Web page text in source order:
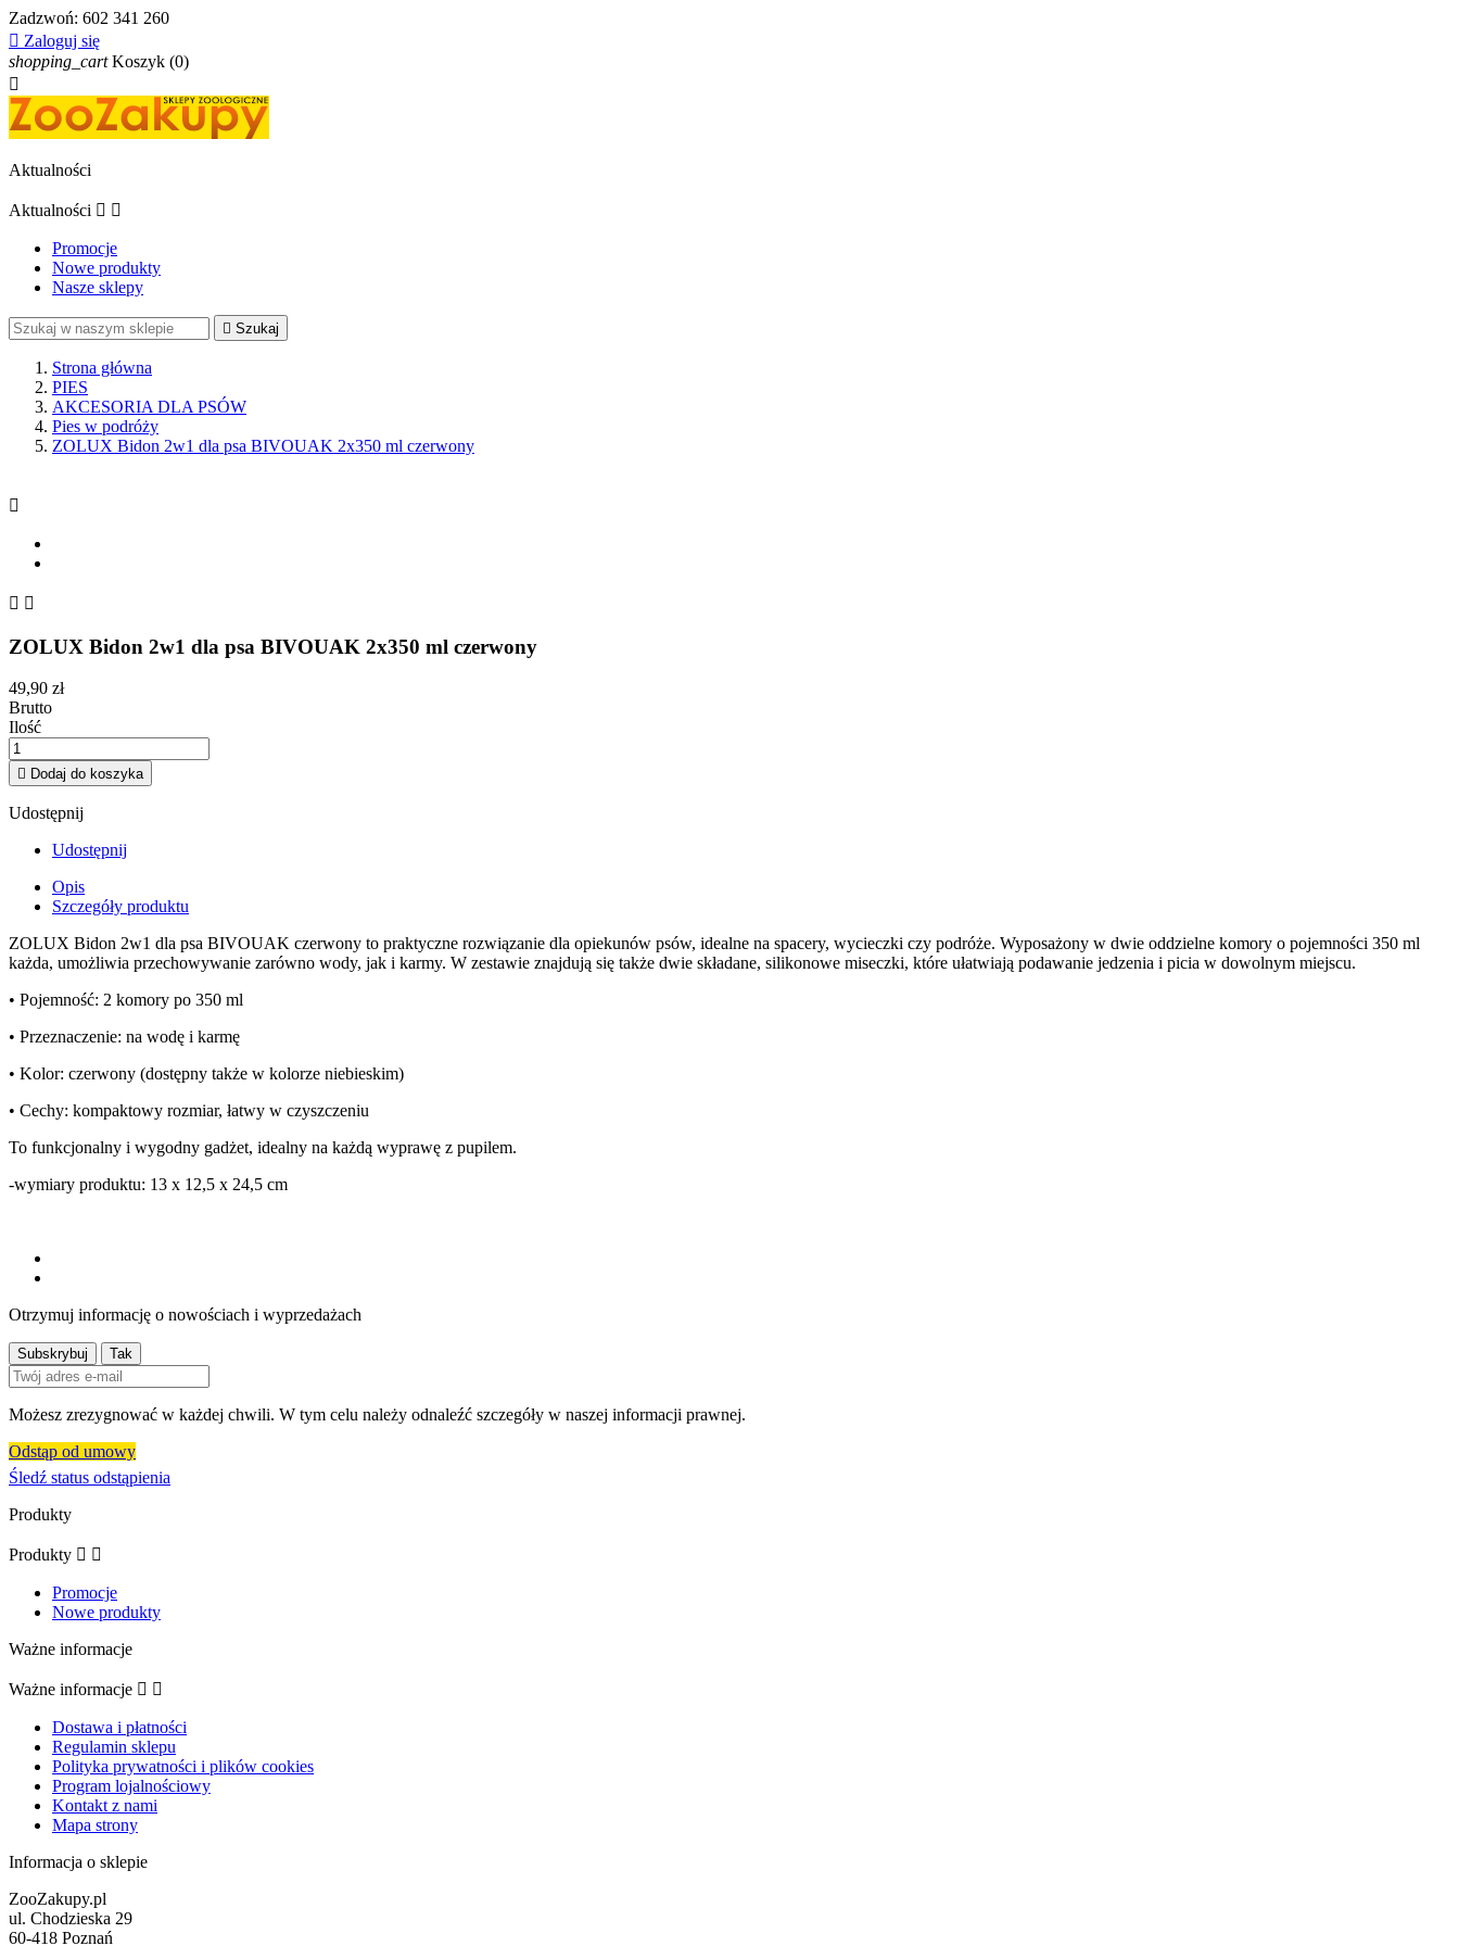
Zadzwoń: 602 341 260
 Zaloguj się
shopping_cart Koszyk (0)

Aktualności
Aktualności  
Promocje
Nowe produkty
Nasze sklepy
 Szukaj
Strona główna
PIES
AKCESORIA DLA PSÓW
Pies w podróży
ZOLUX Bidon 2w1 dla psa BIVOUAK 2x350 ml czerwony

 
ZOLUX Bidon 2w1 dla psa BIVOUAK 2x350 ml czerwony
49,90 zł
Brutto
Ilość
 Dodaj do koszyka
Udostępnij
Udostępnij
Opis
Szczegóły produktu
ZOLUX Bidon 2w1 dla psa BIVOUAK czerwony to praktyczne rozwiązanie dla opiekunów psów, idealne na spacery, wycieczki czy podróże. Wyposażony w dwie oddzielne komory o pojemności 350 ml
każda, umożliwia przechowywanie zarówno wody, jak i karmy. W zestawie znajdują się także dwie składane, silikonowe miseczki, które ułatwiają podawanie jedzenia i picia w dowolnym miejscu.
• Pojemność: 2 komory po 350 ml
• Przeznaczenie: na wodę i karmę
• Kolor: czerwony (dostępny także w kolorze niebieskim)
• Cechy: kompaktowy rozmiar, łatwy w czyszczeniu
To funkcjonalny i wygodny gadżet, idealny na każdą wyprawę z pupilem.
-wymiary produktu: 13 x 12,5 x 24,5 cm
Otrzymuj informację o nowościach i wyprzedażach
Możesz zrezygnować w każdej chwili. W tym celu należy odnaleźć szczegóły w naszej informacji prawnej.
Odstąp od umowy
Śledź status odstąpienia
Produkty
Produkty  
Promocje
Nowe produkty
Ważne informacje
Ważne informacje  
Dostawa i płatności
Regulamin sklepu
Polityka prywatności i plików cookies
Program lojalnościowy
Kontakt z nami
Mapa strony
Informacja o sklepie
ZooZakupy.pl
ul. Chodzieska 29
60-418 Poznań